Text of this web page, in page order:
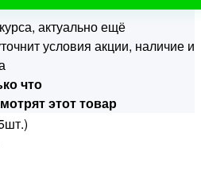
актуально ещё
условия акции, наличие и
что
этот товар